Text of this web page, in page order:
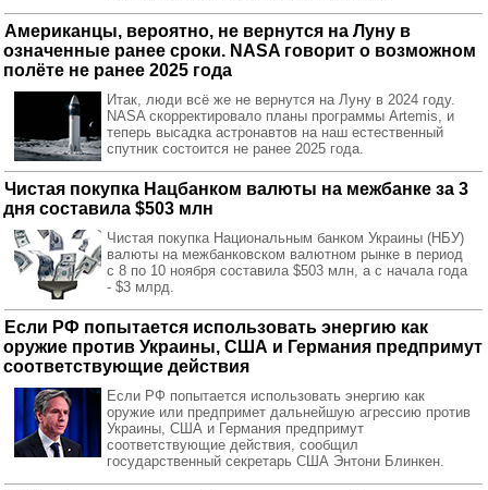
Американцы, вероятно, не вернутся на Луну в
означенные ранее сроки. NASA говорит о возможном
полёте не ранее 2025 года
Итак, люди всё же не вернутся на Луну в 2024 году.
NASA скорректировало планы программы Artemis, и
теперь высадка астронавтов на наш естественный
спутник состоится не ранее 2025 года.
Чистая покупка Нацбанком валюты на межбанке за 3
дня составила $503 млн
Чистая покупка Национальным банком Украины (НБУ)
валюты на межбанковском валютном рынке в период
с 8 по 10 ноября составила $503 млн, а с начала года
- $3 млрд.
Если РФ попытается использовать энергию как
оружие против Украины, США и Германия предпримут
соответствующие действия
Если РФ попытается использовать энергию как
оружие или предпримет дальнейшую агрессию против
Украины, США и Германия предпримут
соответствующие действия, сообщил
государственный секретарь США Энтони Блинкен.